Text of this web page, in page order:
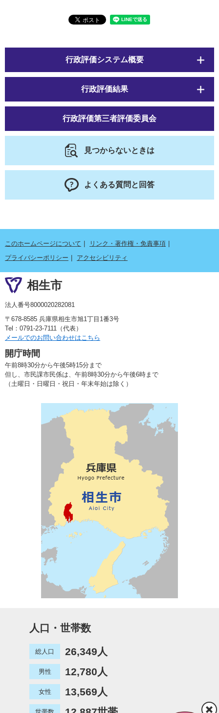
行政評価システム概要
行政評価結果
行政評価第三者評価委員会
見つからないときは
よくある質問と回答
このホームページについて
リンク・著作権・免責事項
プライバシーポリシー
アクセシビリティ
相生市
法人番号8000020282081
〒678-8585 兵庫県相生市旭1丁目1番3号
Tel：0791-23-7111（代表）
メールでのお問い合わせはこちら
開庁時間
午前8時30分から午後5時15分まで
但し、市民課市民係は、午前8時30分から午後6時まで
（土曜日・日曜日・祝日・年末年始は除く）
人口・世帯数
総人口 26,349人
男性 12,780人
女性 13,569人